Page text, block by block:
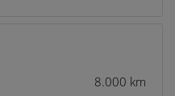
8.000 km